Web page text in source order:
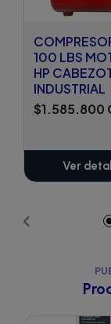
100 LBS
HP
INDUSTRIAL
$1.585.800
Ver